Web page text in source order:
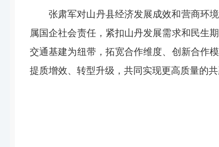
张肃军对山丹县经济发展成效和营商环
属国企社会责任，紧扣山丹发展需求和民生
交通基建为纽带，拓宽合作维度、创新合作
提质增效、转型升级，共同实现更高质量的共